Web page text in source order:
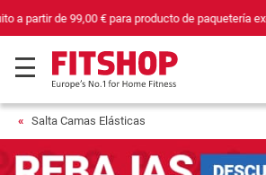
Compra con seguridad en Fitshop, comercio con
Salta Camas Elásticas